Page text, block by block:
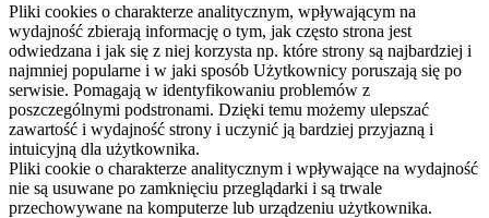
Pliki cookies o charakterze analitycznym, wpływającym na
wydajność zbierają informację o tym, jak często strona jest
odwiedzana i jak się z niej korzysta np. które strony są najbardziej i
najmniej popularne i w jaki sposób Użytkownicy poruszają się po
serwisie. Pomagają w identyfikowaniu problemów z
poszczególnymi podstronami. Dzięki temu możemy ulepszać
zawartość i wydajność strony i uczynić ją bardziej przyjazną i
intuicyjną dla użytkownika.
Pliki cookie o charakterze analitycznym i wpływające na wydajność
nie są usuwane po zamknięciu przeglądarki i są trwale
przechowywane na komputerze lub urządzeniu użytkownika.